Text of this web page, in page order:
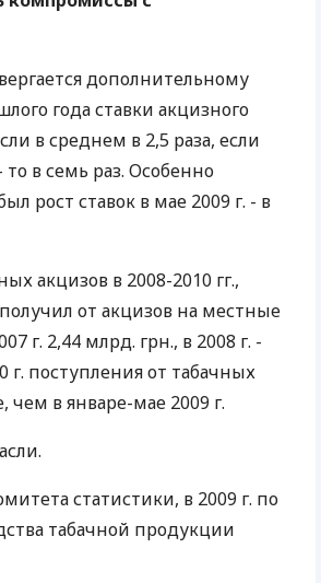
БАНКОВСКИМ КАРТАМ
дополнительному
года ставки акцизного
в среднем в 2,5 раза, если
то в семь раз. Особенно
рост ставок в мае 2009 г. - в
акцизов в 2008-2010 гг.,
от акцизов на местные
г. 2,44 млрд. грн., в 2008 г. -
г. поступления от табачных
в январе-мае 2009 г.
статистики, в 2009 г. по
табачной продукции